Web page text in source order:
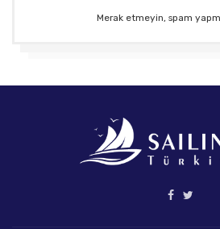
Merak etmeyin, spam